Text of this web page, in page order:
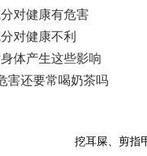
对健康有危害
对健康不利
体产生这些影响
害还要常喝奶茶吗
挖耳屎、剪指